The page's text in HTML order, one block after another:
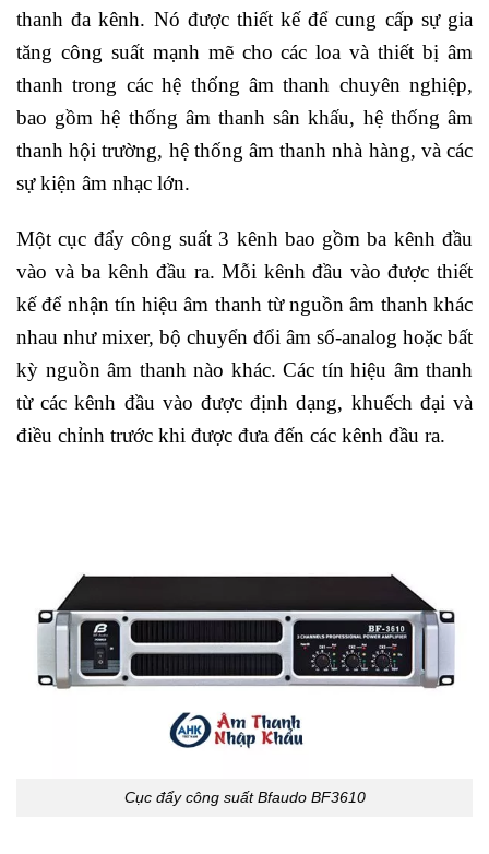
thanh đa kênh. Nó được thiết kế để cung cấp sự gia
tăng công suất mạnh mẽ cho các loa và thiết bị âm
thanh trong các hệ thống âm thanh chuyên nghiệp,
bao gồm hệ thống âm thanh sân khấu, hệ thống âm
thanh hội trường, hệ thống âm thanh nhà hàng, và các
sự kiện âm nhạc lớn.
Một cục đẩy công suất 3 kênh bao gồm ba kênh đầu
vào và ba kênh đầu ra. Mỗi kênh đầu vào được thiết
kế để nhận tín hiệu âm thanh từ nguồn âm thanh khác
nhau như mixer, bộ chuyển đổi âm số-analog hoặc bất
kỳ nguồn âm thanh nào khác. Các tín hiệu âm thanh
từ các kênh đầu vào được định dạng, khuếch đại và
điều chỉnh trước khi được đưa đến các kênh đầu ra.
Cục đẩy công suất Bfaudo BF3610